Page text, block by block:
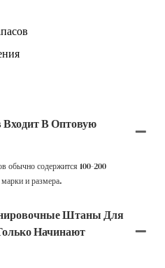
Входит В Оптовую
обычно содержится 100-200
и размера.
Штаны Для
Начинают